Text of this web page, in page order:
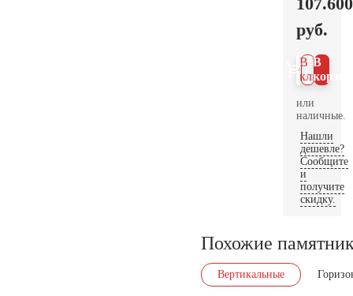
руб.
В
В 1
клик
или
наличные.
Нашли
дешевле?
Сообщите
и
получите
скидку.
Похожие
Вертикальные